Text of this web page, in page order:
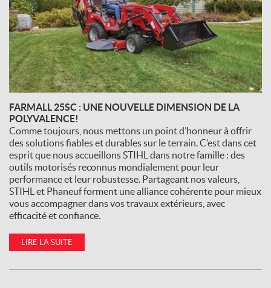
FARMALL 25SC : UNE NOUVELLE DIMENSION DE LA
POLYVALENCE!
Comme toujours, nous mettons un point d’honneur à offrir
des solutions fiables et durables sur le terrain. C’est dans cet
esprit que nous accueillons STIHL dans notre famille : des
outils motorisés reconnus mondialement pour leur
performance et leur robustesse. Partageant nos valeurs,
STIHL et Phaneuf forment une alliance cohérente pour mieux
vous accompagner dans vos travaux extérieurs, avec
efficacité et confiance.
LIRE LA SUITE